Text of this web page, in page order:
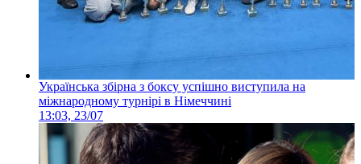
Українська збірна з боксу успішно виступила на
міжнародному турнірі в Німеччині
13:03, 23/07